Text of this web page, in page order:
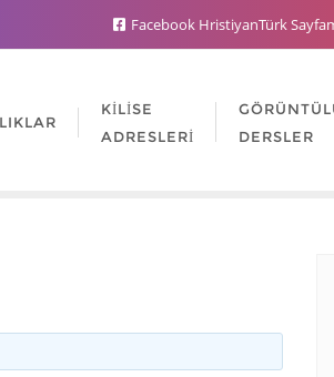
Facebook HristiyanTürk
KILISE
ADRESLERI
DERSLER